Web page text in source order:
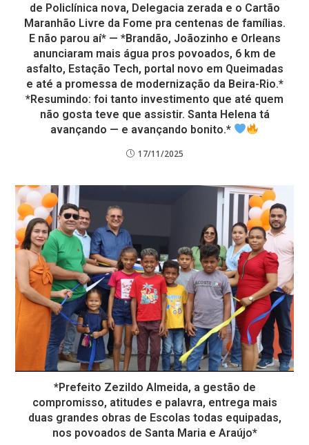
de Policlínica nova, Delegacia zerada e o Cartão
Maranhão Livre da Fome pra centenas de famílias.
E não parou aí* — *Brandão, Joãozinho e Orleans
anunciaram mais água pros povoados, 6 km de
asfalto, Estação Tech, portal novo em Queimadas
e até a promessa de modernização da Beira-Rio.*
*Resumindo: foi tanto investimento que até quem
não gosta teve que assistir. Santa Helena tá
avançando — e avançando bonito.*
17/11/2025
*Prefeito Zezildo Almeida, a gestão de
compromisso, atitudes e palavra, entrega mais
duas grandes obras de Escolas todas equipadas,
nos povoados de Santa Maria e Araújo*